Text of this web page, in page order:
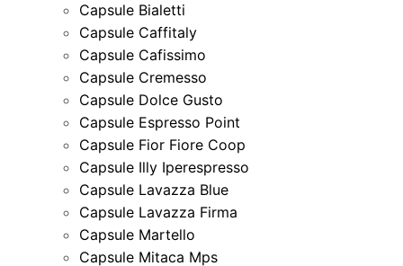
Capsule Bialetti
Capsule Caffitaly
Capsule Cafissimo
Capsule Cremesso
Capsule Dolce Gusto
Capsule Espresso Point
Capsule Fior Fiore Coop
Capsule Illy Iperespresso
Capsule Lavazza Blue
Capsule Lavazza Firma
Capsule Martello
Capsule Mitaca Mps